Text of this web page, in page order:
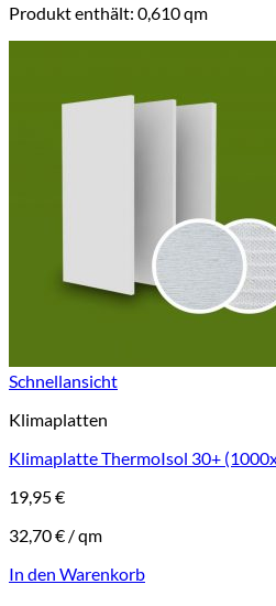
Produkt enthält: 0,610qm
Schnellansicht
Klimaplatten
Klimaplatte ThermoIsol 30+
19,95€
32,70€ /qm
In den Warenkorb